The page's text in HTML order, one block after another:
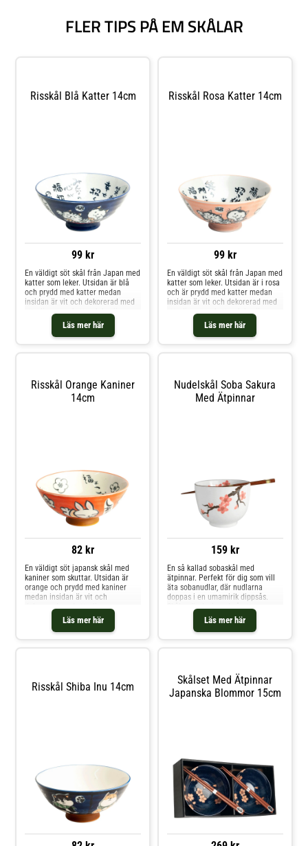
FLER TIPS PÅ EM SKÅLAR
Risskål Blå Katter 14cm
99 kr
Läs mer här
En väldigt söt skål från Japan med
katter som leker. Utsidan är blå
och prydd med katter medan
insidan är vit och dekorerad med
Mäter 14cm i diameter.
Risskål Rosa Katter 14cm
99 kr
Läs mer här
En väldigt söt skål från Japan med
katter som leker. Utsidan är i rosa
och är prydd med katter medan
insidan är vit och dekorerad med
Mäter 14cm i diameter.
Risskål Orange Kaniner
14cm
82 kr
Läs mer här
En väldigt söt japansk skål med
kaniner som skuttar. Utsidan är
orange och prydd med kaniner
medan insidan är vit och
dekorerad med ytterligare en
kanin, blommor och kanji. Mäter
14cm i diameter.
Nudelskål Soba Sakura
Med Ätpinnar
159 kr
Läs mer här
En så kallad sobaskål med
ätpinnar. Perfekt för dig som vill
äta sobanudlar, där nudlarna
doppas i en umamirik dippsås.
Skålen är designad så att
ätpinnarna enkelt kan vila på
kanten. Även perfekt till
snabbnudlar. Fin körsbärsblom,
par ätpinnar.
Risskål Shiba Inu 14cm
Skålset Med Ätpinnar
Japanska Blommor 15cm